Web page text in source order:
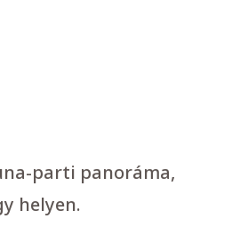
parti panoráma,
helyen.